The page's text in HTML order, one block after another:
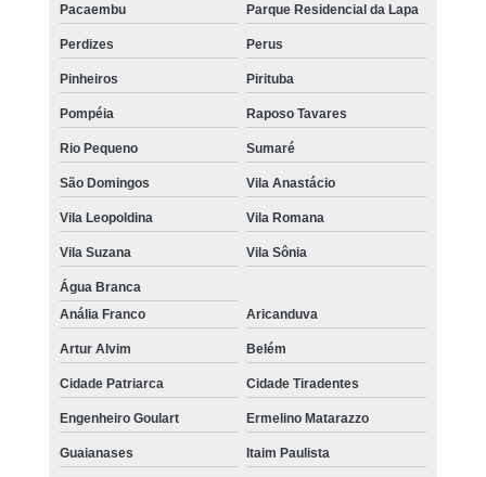
Pacaembu Parque Residencial da Lapa
Perdizes Perus
Pinheiros Pirituba
Pompéia Raposo Tavares
Rio Pequeno Sumaré
São Domingos Vila Anastácio
Vila Leopoldina Vila Romana
Vila Suzana Vila Sônia
Água Branca
Anália Franco
Aricanduva
Artur Alvim Belém
Cidade Patriarca Cidade Tiradentes
Engenheiro Goulart Ermelino Matarazzo
Guaianases Itaim Paulista